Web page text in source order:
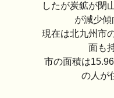
したが炭鉱が閉
が減少傾
現在は北九州市
面も
市の面積は
の人が